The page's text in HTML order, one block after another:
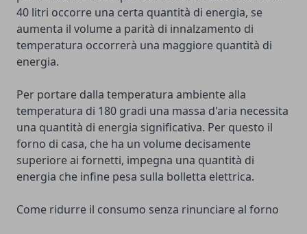
40 litri occorre una certa quantità di energia, se
aumenta il volume a parità di innalzamento di
temperatura occorrerà una maggiore quantità di
energia.
Per portare dalla temperatura ambiente alla
temperatura di 180 gradi una massa d'aria necessita
una quantità di energia significativa. Per questo il
forno di casa, che ha un volume decisamente
superiore ai fornetti, impegna una quantità di
energia che infine pesa sulla bolletta elettrica.
Come ridurre il consumo senza rinunciare al forno